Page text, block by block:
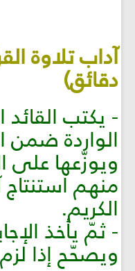
دقائق)
- يكتب القائد
الواردة ضمن
ويوزّعها
منهم استنتاج
الكريم.
- ثمّ يأخذ
ويصحّح إذا